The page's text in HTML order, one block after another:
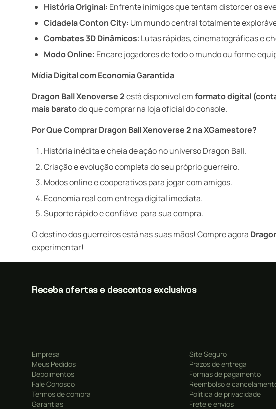
História Original: Enfrente inimigos que tentam distorcer os
Cidadela Conton City: Um mundo central totalmente
Combates 3D Dinâmicos: Lutas rápidas, cinematográficas e
Modo Online: Encare jogadores de todo o mundo ou forme
Mídia Digital com Economia Garantida
Dragon Ball Xenoverse 2está disponível emformato digital
mais baratodo que comprar na loja oficial do console.
Por Que Comprar Dragon Ball Xenoverse 2 na XGamestore?
História inédita e cheia de ação no universo Dragon Ball.
Criação e evolução completa do seu próprio guerreiro.
Modos online e cooperativos para jogar com amigos.
Economia real com entrega digital imediata.
Suporte rápido e confiável para sua compra.
O destino dos guerreiros está nas suas mãos! Compre agora
experimentar!
Receba ofertas e descontos exclusivos
Empresa
Meus Pedidos
Depoimentos
Fale Conosco
Termos de compra
Garantias
Site Seguro
Prazos de entrega
Formas de pagamento
Reembolso e
Politica de privacidade
Frete e envíos